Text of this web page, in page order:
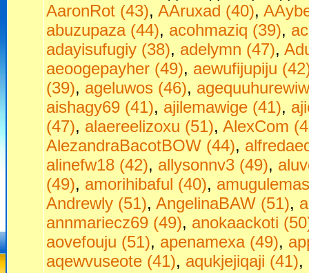
AaronRot (43), AAruxad (40),
abuzupaza (44), acohmaziq (39),
adayisufugiy (38), adelymn (47),
aeoogepayher (49), aewufijupiju
(39), ageluwos (46),
aishagy69 (41), ajilemawige (41),
(47), alaereelizoxu (51), AlexCom
AlezandraBacotBOW (44),
alinefw18 (42), allysonnv3 (49),
(49), amorihibaful (40),
Andrewly (51), AngelinaBAW (51),
annmariecz69 (49), anokaackoti
aovefouju (51), apenamexa (49),
aqewvuseote (41), aqukjejiqaji (41),